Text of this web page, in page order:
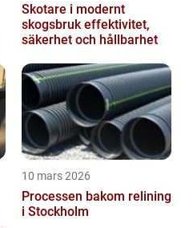
Skotare i modernt
skogsbruk effektivitet,
säkerhet och hållbarhet
10 mars 2026
Processen bakom relining
i Stockholm